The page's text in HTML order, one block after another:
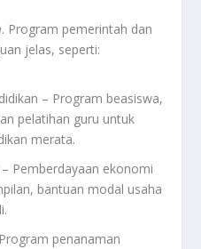
. Program pemerintah dan
jelas, seperti:
– Program beasiswa,
pelatihan guru untuk
merata.
Pemberdayaan ekonomi
bantuan modal usaha
penanaman